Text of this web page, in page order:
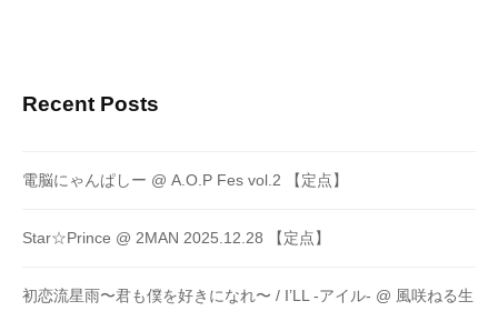
Recent Posts
電脳にゃんぱしー @ A.O.P Fes vol.2 【定点】
Star☆Prince @ 2MAN 2025.12.28 【定点】
初恋流星雨〜君も僕を好きになれ〜 / I’LL -アイル- @ 風咲ねる生